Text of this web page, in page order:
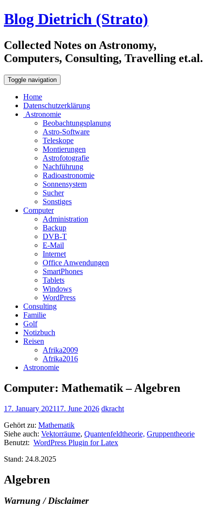
Blog Dietrich (Strato)
Collected Notes on Astronomy,
Computers, Consulting, Travelling et.al.
Toggle navigation
Home
Datenschutzerklärung
Astronomie
Beobachtungsplanung
Astro-Software
Teleskope
Montierungen
Astrofotografie
Nachführung
Radioastronomie
Sonnensystem
Sucher
Sonstiges
Computer
Administration
Backup
DVB-T
E-Mail
Internet
Office Anwendungen
SmartPhones
Tablets
Windows
WordPress
Consulting
Familie
Golf
Notizbuch
Reisen
Afrika2009
Afrika2016
Astronomie
Computer: Mathematik – Algebren
17. January 202117. June 2026 dkracht
Gehört zu: Mathematik
Siehe auch: Vektorräume, Quantenfeldtheorie, Gruppentheorie
Benutzt: WordPress Plugin for Latex
Stand: 24.8.2025
Algebren
Warnung / Disclaimer